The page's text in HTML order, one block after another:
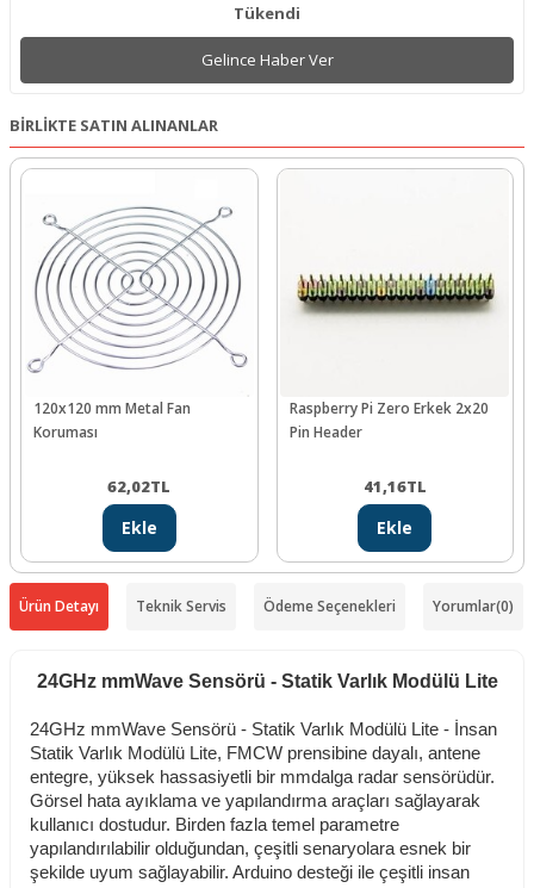
Tükendi
Gelince Haber Ver
BİRLİKTE SATIN ALINANLAR
120x120 mm Metal Fan
Koruması
62,02TL
Ekle
Raspberry Pi Zero Erkek 2x20
Pin Header
41,16TL
Ekle
Ürün Detayı Teknik Servis Ödeme Seçenekleri Yorumlar(0)
24GHz mmWave Sensörü - Statik Varlık Modülü Lite
24GHz mmWave Sensörü - Statik Varlık Modülü Lite - İnsan
Statik Varlık Modülü Lite, FMCW prensibine dayalı, antene
entegre, yüksek hassasiyetli bir mmdalga radar sensörüdür.
Görsel hata ayıklama ve yapılandırma araçları sağlayarak
kullanıcı dostudur. Birden fazla temel parametre
yapılandırılabilir olduğundan, çeşitli senaryolara esnek bir
şekilde uyum sağlayabilir. Arduino desteği ile çeşitli insan